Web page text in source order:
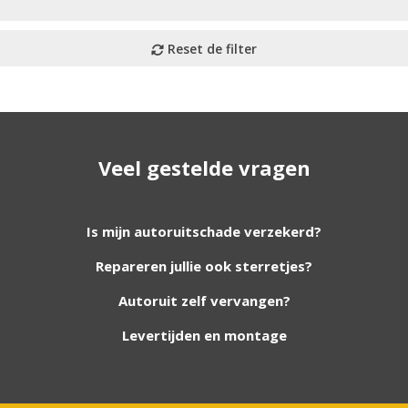
Veel gestelde vragen
Is mijn autoruitschade verzekerd?
Repareren jullie ook sterretjes?
Autoruit zelf vervangen?
Levertijden en montage